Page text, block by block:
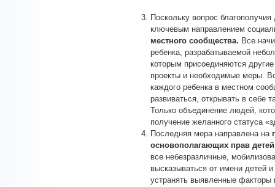
Поскольку вопрос
ключевым направлением
местного сообщества. Все
ребенка, разрабатываемой
которым присоединяются
проекты и необходимые меры.
каждого ребенка в местном
развиваться, открывать в себе
Только объединение людей,
получение желанного статуса
Последняя мера направлена на
основополагающих прав
все небезразличные,
высказываться от имени детей
устранять выявленные факторы